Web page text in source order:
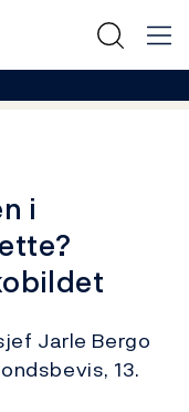
i
Jarle Bergo
13.